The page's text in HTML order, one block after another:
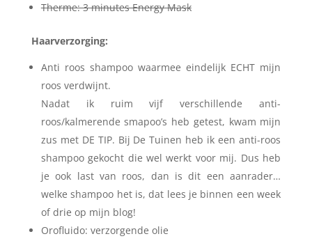
Therme: 3 minutes Energy Mask
Haarverzorging:
Anti roos shampoo waarmee eindelijk ECHT mijn
roos verdwijnt.
Nadat ik ruim vijf verschillende anti-
roos/kalmerende smapoo’s heb getest, kwam mijn
zus met DE TIP. Bij De Tuinen heb ik een anti-roos
shampoo gekocht die wel werkt voor mij. Dus heb
je ook last van roos, dan is dit een aanrader…
welke shampoo het is, dat lees je binnen een week
of drie op mijn blog!
Orofluido: verzorgende olie